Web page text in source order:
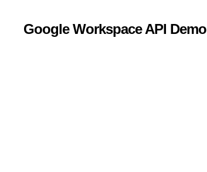
Google Workspace API Demo